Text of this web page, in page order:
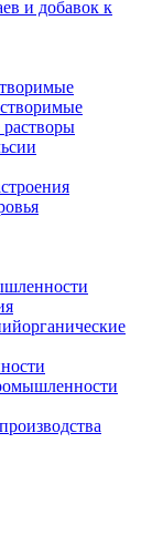
и добавок к